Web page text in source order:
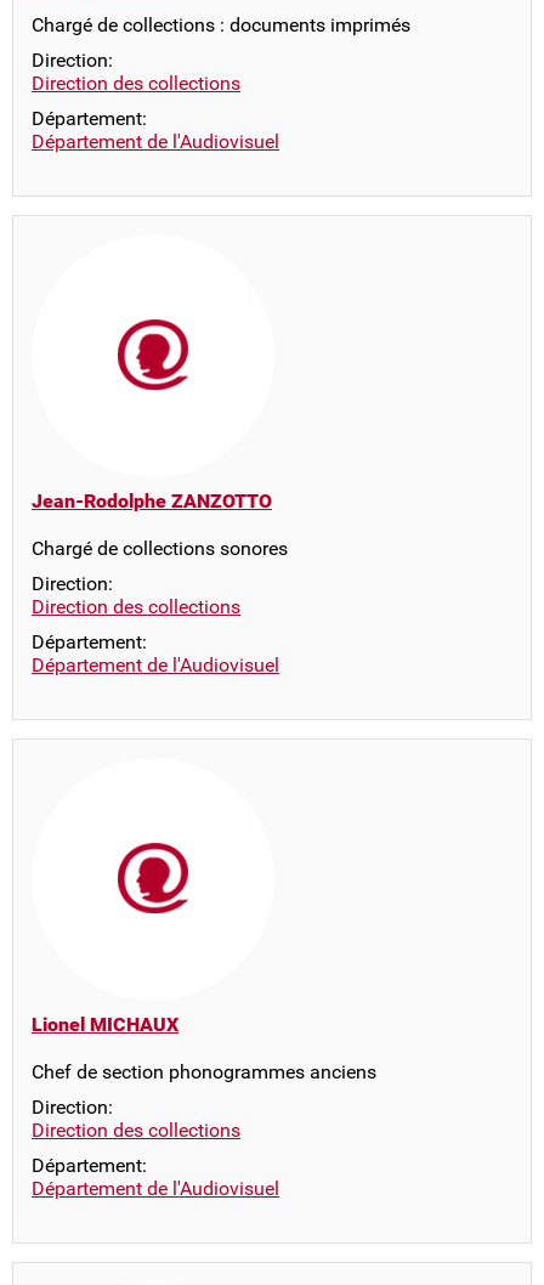
Chargé de collections : documents imprimés
Direction:
Direction des collections
Département:
Département de l'Audiovisuel
Jean-Rodolphe ZANZOTTO
Chargé de collections sonores
Direction:
Direction des collections
Département:
Département de l'Audiovisuel
Lionel MICHAUX
Chef de section phonogrammes anciens
Direction:
Direction des collections
Département:
Département de l'Audiovisuel